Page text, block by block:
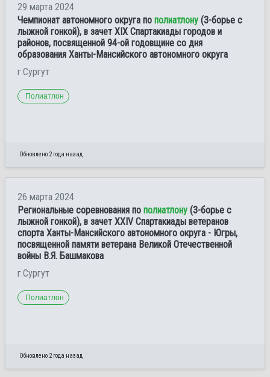
29 марта 2024
Чемпионат автономного округа по полиатлону (3-борье с
лыжной гонкой), в зачет XIX Спартакиады городов и
районов, посвященной 94-ой годовщине со дня
образования Ханты-Мансийского автономного округа
г.Сургут
Полиатлон
Обновлено 2 года назад
26 марта 2024
Региональные соревнования по полиатлону (3-борье с
лыжной гонкой), в зачет XXIV Спартакиады ветеранов
спорта Ханты-Мансийского автономного округа - Югры,
посвященной памяти ветерана Великой Отечественной
войны В.Я. Башмакова
г.Сургут
Полиатлон
Обновлено 2 года назад